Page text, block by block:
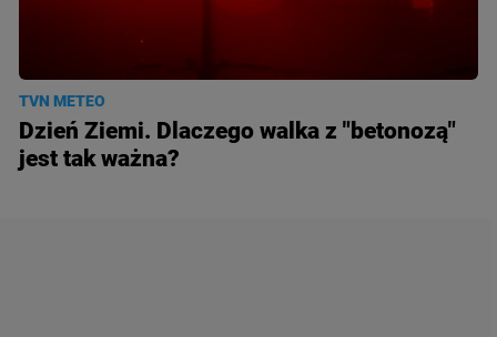
TVN METEO
Dzień Ziemi. Dlaczego walka z "betonozą"
jest tak ważna?